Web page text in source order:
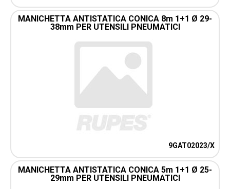
MANICHETTA ANTISTATICA CONICA 8m 1+1 Ø 29-
38mm PER UTENSILI PNEUMATICI
9GAT02023/X
MANICHETTA ANTISTATICA CONICA 5m 1+1 Ø 25-
29mm PER UTENSILI PNEUMATICI